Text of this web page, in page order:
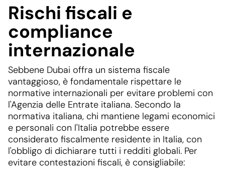
Rischi fiscali e
compliance
internazionale
Sebbene Dubai offra un sistema fiscale
vantaggioso, è fondamentale rispettare le
normative internazionali per evitare problemi con
l'Agenzia delle Entrate italiana. Secondo la
normativa italiana, chi mantiene legami economici
e personali con l'Italia potrebbe essere
considerato fiscalmente residente in Italia, con
l'obbligo di dichiarare tutti i redditi globali. Per
evitare contestazioni fiscali, è consigliabile: